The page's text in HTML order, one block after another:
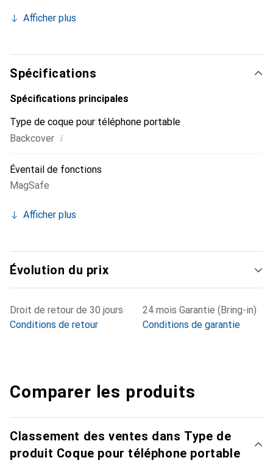
Elle devient l'accessoire chic et indispensable pour votre
produits de haute qualité, la marque Noreve est un choix
fiable pour une clientèle exigeante.
Afficher plus
Spécifications
Spécifications principales
Type de coque pour téléphone portable
Backcover i
Éventail de fonctions
MagSafe
Afficher plus
Évolution du prix
Droit de retour de 30 jours
Conditions de retour
24 mois Garantie (Bring-in)
Conditions de garantie
Comparer les produits
Classement des ventes dans Type de
produit Coque pour téléphone portable